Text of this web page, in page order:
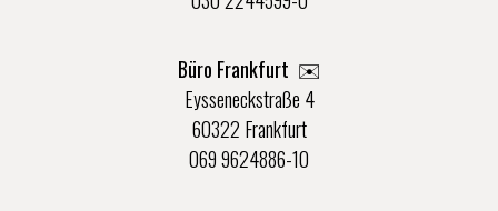
Büro Frankfurt ✉️
Eysseneckstraße 4
60322 Frankfurt
069 9624886-10